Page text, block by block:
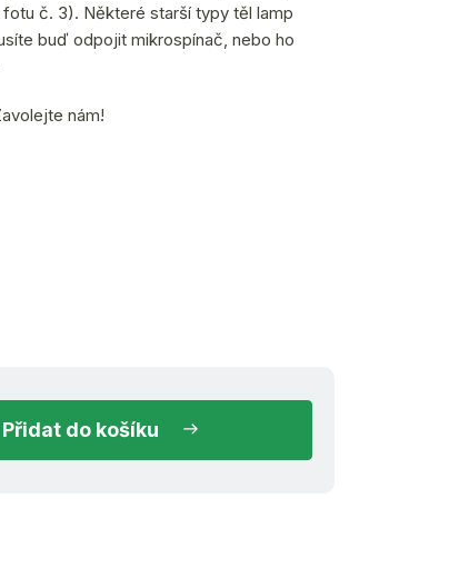
č. 3). Některé starší typy těl lamp
buď odpojit mikrospínač, nebo ho
nám!
do košíku